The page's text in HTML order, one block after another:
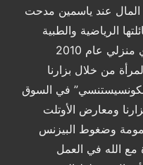
المال عند ياسمين مدحت
الرياضية والطبية
عام 2010
من خلال بزارنا
في السوق
ومعارض الأوتلت
وضغوط البيزنس
مع الله في العمل